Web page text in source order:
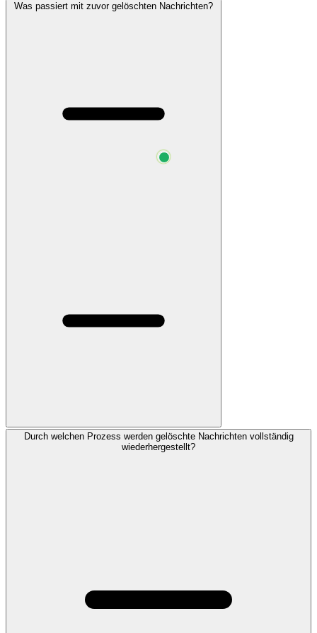
Was passiert mit zuvor gelöschten Nachrichten?
Durch welchen Prozess werden gelöschte Nachrichten vollständig
wiederhergestellt?